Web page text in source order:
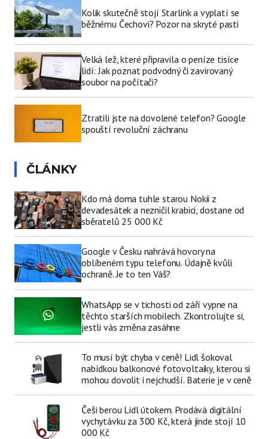
Kolik skutečně stojí Starlink a vyplatí se
běžnému Čechovi? Pozor na skryté pasti
Velká lež, které připravila o peníze tisíce
lidí: Jak poznat podvodný či zavirovaný
soubor na počítači?
Ztratili jste na dovolené telefon? Google
spouští revoluční záchranu
ČLÁNKY
Kdo má doma tuhle starou Nokii z
devadesátek a nezničil krabici, dostane od
sběratelů 25 000 Kč
Google v Česku nahrává hovory na
oblíbeném typu telefonu. Údajně kvůli
ochraně. Je to ten Váš?
WhatsApp se v tichosti od září vypne na
těchto starších mobilech. Zkontrolujte si,
jestli vás změna zasáhne
To musí být chyba v ceně! Lidl šokoval
nabídkou balkonové fotovoltaiky, kterou si
mohou dovolit i nejchudší. Baterie je v ceně
Češi berou Lidl útokem. Prodává digitální
vychytávku za 300 Kč, která jinde stojí 10
000 Kč